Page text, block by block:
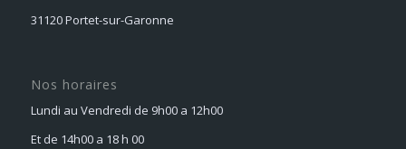
31120 Portet-sur-Garonne
Nos horaires
Lundi au Vendredi de 9h00 a 12h00
Et de 14h00 a 18 h 00